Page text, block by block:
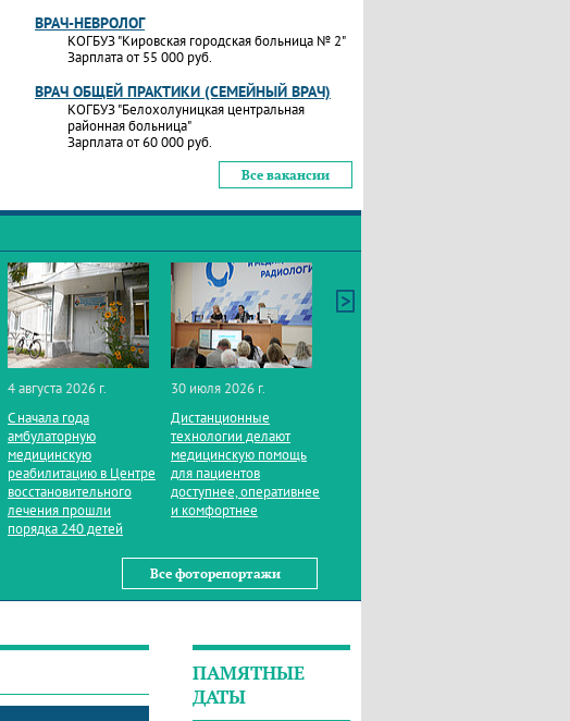
ВРАЧ-НЕВРОЛОГ
КОГБУЗ "Кировская городская больница № 2"
Зарплата от 55 000 руб.
ВРАЧ ОБЩЕЙ ПРАКТИКИ (СЕМЕЙНЫЙ ВРАЧ)
КОГБУЗ "Белохолуницкая центральная
районная больница"
Зарплата от 60 000 руб.
Все вакансии
4 августа 2026 г.
С начала года
амбулаторную
медицинскую
реабилитацию в Центре
восстановительного
лечения прошли
порядка 240 детей
30 июля 2026 г.
Дистанционные
технологии делают
медицинскую помощь
для пациентов
доступнее, оперативнее
и комфортнее
Все фоторепортажи
ПАМЯТНЫЕ
ДАТЫ